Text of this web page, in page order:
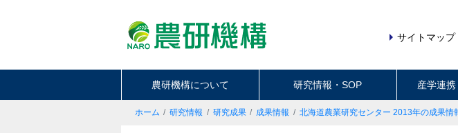
サイトマップ
農研機構について 研究情報・SOP 産学連
ホーム 研究情報 研究成果 成果情報 北海道農業研究センター 2013年の成果情